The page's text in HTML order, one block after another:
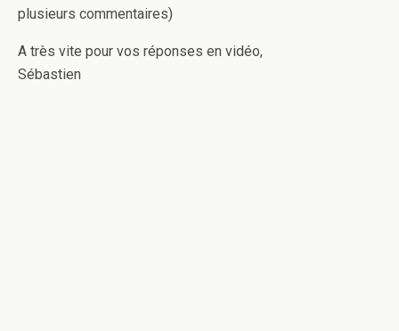
plusieurs commentaires)
A très vite pour vos réponses en vidéo,
Sébastien